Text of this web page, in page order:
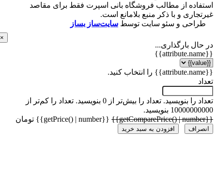
از مطالب فروشگاه بانی اسپرت فقط برای مقاصد
و با ذکر منبع بلامانع است.
و سئو سایت توسطسایت‌ساز بساز
بارگذاری...
را بنویسید.تعداد را بیش‌تر از 0 بنویسید.
تعداد را کم‌تر از
بنویسید.
{{getPrice() | number}} تومان
افزودن به سبد خرید